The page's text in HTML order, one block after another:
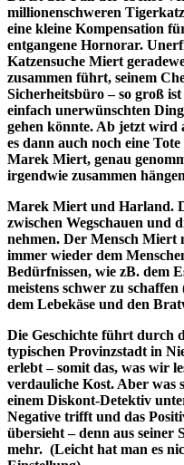
millionenschweren
eine kleine Kompensation
entgangene Hornorar.
Katzensuche Miert
zusammen führt, seinem
Sicherheitsbüro – so groß
einfach unerwünschten
gehen könnte. Ab jetzt wird
es dann auch noch eine
Marek Miert, genau
irgendwie zusammen
Marek Miert und Harland.
zwischen Wegschauen und
nehmen. Der Mensch Miert
immer wieder dem
Bedürfnissen, wie zB. dem
meistens schwer zu
dem Lebekäse und den
Die Geschichte führt durch
typischen Provinzstadt in
erlebt – somit das, was wir
verdauliche Kost. Aber was
einem Diskont-Detektiv
Negative trifft und das
übersieht – denn aus seiner
mehr. (Leicht hat man es